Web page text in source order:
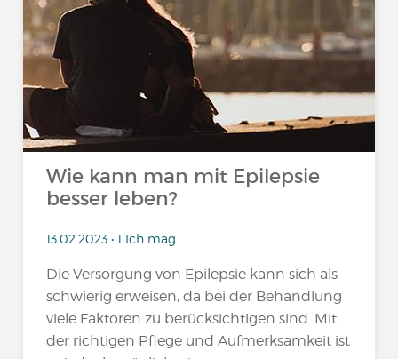
Wie kann man mit Epilepsie
besser leben?
13.02.2023 • 1 Ich mag
Die Versorgung von Epilepsie kann sich als
schwierig erweisen, da bei der Behandlung
viele Faktoren zu berücksichtigen sind. Mit
der richtigen Pflege und Aufmerksamkeit ist